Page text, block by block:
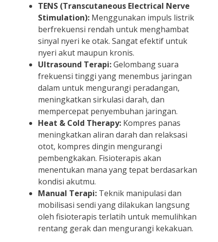
TENS (Transcutaneous Electrical Nerve
Stimulation): Menggunakan impuls listrik
berfrekuensi rendah untuk menghambat
sinyal nyeri ke otak. Sangat efektif untuk
nyeri akut maupun kronis.
Ultrasound Terapi:Gelombang suara
frekuensi tinggi yang menembus jaringan
dalam untuk mengurangi peradangan,
meningkatkan sirkulasi darah, dan
mempercepat penyembuhan jaringan.
Heat & Cold Therapy: Kompres panas
meningkatkan aliran darah dan relaksasi
otot, kompres dingin mengurangi
pembengkakan. Fisioterapis akan
menentukan mana yang tepat berdasarkan
kondisi akutmu.
Manual Terapi: Teknik manipulasi dan
mobilisasi sendi yang dilakukan langsung
oleh fisioterapis terlatih untuk memulihkan
rentang gerak dan mengurangi kekakuan.